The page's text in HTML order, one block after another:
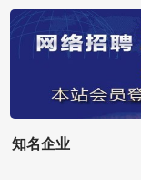
知名企业